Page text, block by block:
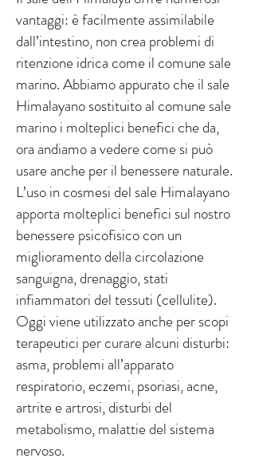
vantaggi: è facilmente assimilabile
dall’intestino, non crea problemi di
ritenzione idrica come il comune sale
marino. Abbiamo appurato che il sale
Himalayano sostituito al comune sale
marino i molteplici benefici che da,
ora andiamo a vedere come si può
usare anche per il benessere naturale.
L’uso in cosmesi del sale Himalayano
apporta molteplici benefici sul nostro
benessere psicofisico con un
miglioramento della circolazione
sanguigna, drenaggio, stati
infiammatori del tessuti (cellulite).
Oggi viene utilizzato anche per scopi
terapeutici per curare alcuni disturbi:
asma, problemi all’apparato
respiratorio, eczemi, psoriasi, acne,
artrite e artrosi, disturbi del
metabolismo, malattie del sistema
nervoso.